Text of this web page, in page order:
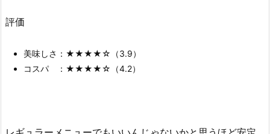
評価
美味しさ：★★★★☆（3.9）
コスパ ：★★★★☆（4.2）